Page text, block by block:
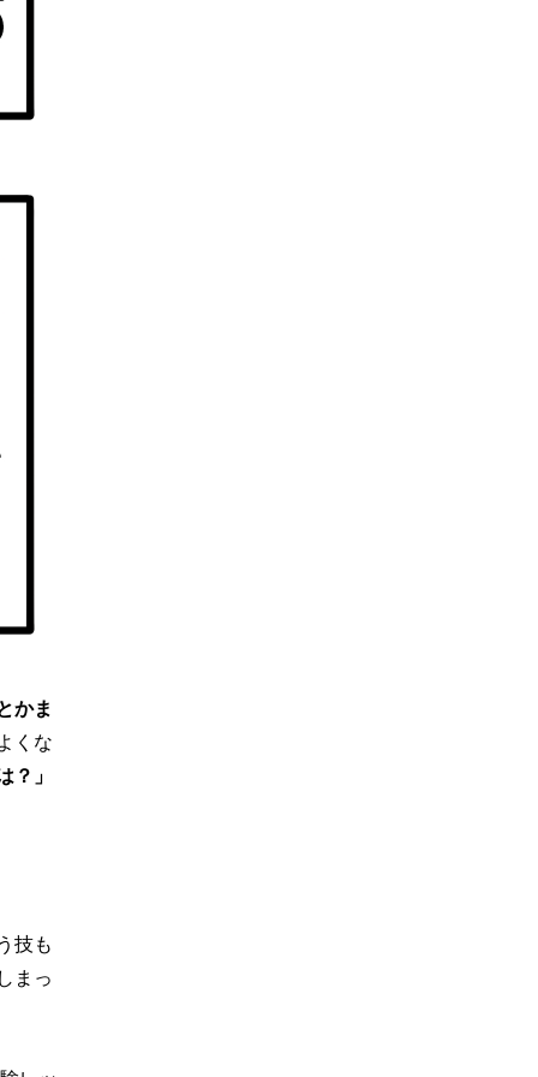
かま
くな
？」
技も
まっ